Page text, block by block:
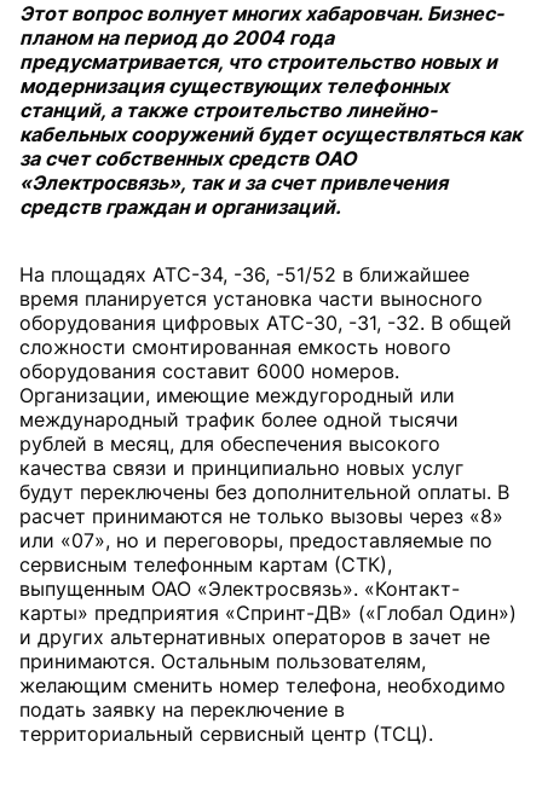
Этот вопрос волнует многих хабаровчан. Бизнес-
планом на период до 2004 года
предусматривается, что строительство новых и
модернизация существующих телефонных
станций, а также строительство линейно-
кабельных сооружений будет осуществляться как
за счет собственных средств ОАО
«Электросвязь», так и за счет привлечения
средств граждан и организаций.
На площадях АТС-34, -36, -51/52 в ближайшее
время планируется установка части выносного
оборудования цифровых АТС-30, -31, -32. В общей
сложности смонтированная емкость нового
оборудования составит 6000 номеров.
Организации, имеющие междугородный или
международный трафик более одной тысячи
рублей в месяц, для обеспечения высокого
качества связи и принципиально новых услуг
будут переключены без дополнительной оплаты. В
расчет принимаются не только вызовы через «8»
или «07», но и переговоры, предоставляемые по
сервисным телефонным картам (СТК),
выпущенным ОАО «Электросвязь». «Контакт-
карты» предприятия «Спринт-ДВ» («Глобал Один»)
и других альтернативных операторов в зачет не
принимаются. Остальным пользователям,
желающим сменить номер телефона, необходимо
подать заявку на переключение в
территориальный сервисный центр (ТСЦ).